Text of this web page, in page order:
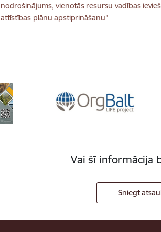
nodrošinājums, vienotās resursu vadības
attīstības plānu apstiprināšanu"
Vai šī informācija
Sniegt